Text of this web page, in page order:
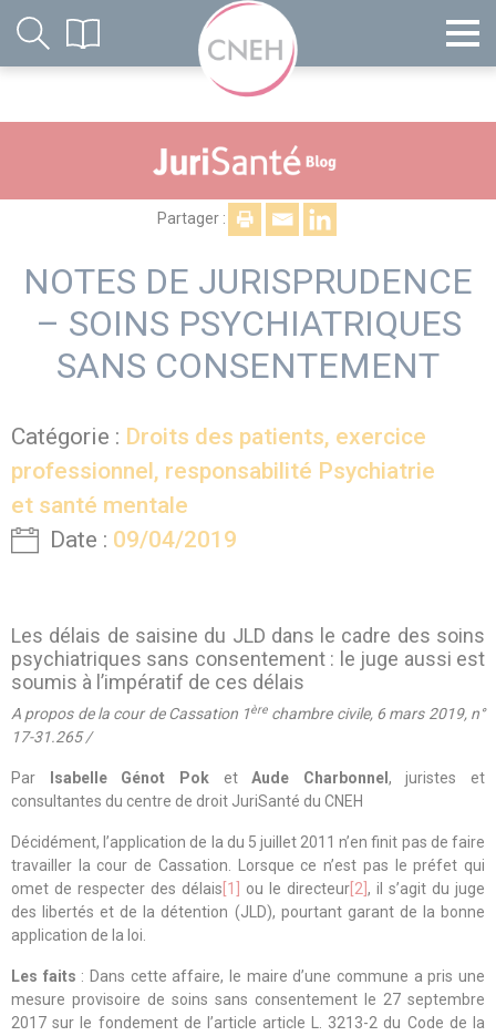
Partager :
NOTES DE JURISPRUDENCE
– SOINS PSYCHIATRIQUES
SANS CONSENTEMENT
Catégorie : Droits des patients, exercice
professionnel, responsabilité Psychiatrie
et santé mentale
Date : 09/04/2019
Les délais de saisine du JLD dans le cadre des soins
psychiatriques sans consentement : le juge aussi est
soumis à l’impératif de ces délais
A propos dela cour de Cassation 1ère chambre civile, 6 mars 2019, n°
17-31.265 /
Par Isabelle Génot PoketAude Charbonnel , juristes et
consultantes du centre de droit JuriSanté du CNEH
Décidément, l’application de la du 5 juillet 2011 n’en finit pas de faire
travailler la cour de Cassation. Lorsque ce n’est pas le préfet qui
omet de respecter des délais [1] ou le directeur [2] , il s’agit du juge
des libertés et de la détention (JLD), pourtant garant de la bonne
application de la loi.
Les faits : Dans cette affaire, le maire d’une commune a pris une
mesure provisoire de soins sans consentement le 27 septembre
2017 sur le fondement de l’article article L. 3213-2 du Code de la